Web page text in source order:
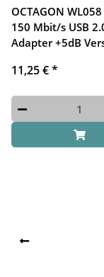
OCTAGON
150 Mbit/s USB
Adapter +5dB
11,25 €*